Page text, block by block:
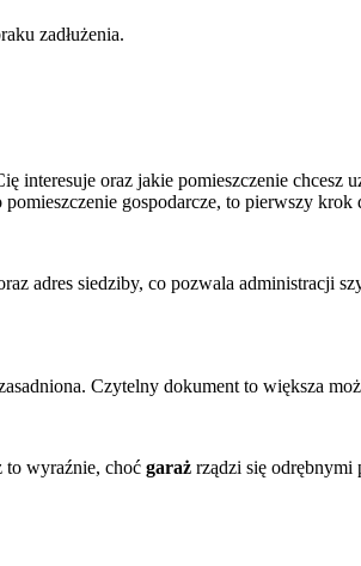
zadłużenia.
oraz jakie pomieszczenie chcesz
gospodarcze, to pierwszy
adres siedziby, co pozwala administracji
Czytelny dokument to większa
to wyraźnie, choć garaż rządzi się odrębnymi